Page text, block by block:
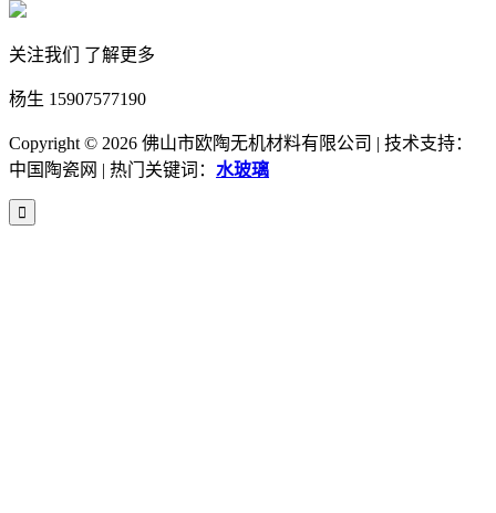
关注我们 了解更多
杨生 15907577190
Copyright © 2026 佛山市欧陶无机材料有限公司 | 技术支持：
中国陶瓷网 | 热门关键词： 水玻璃
